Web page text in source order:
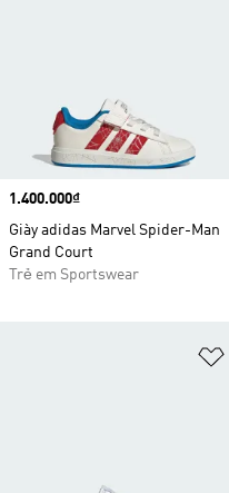
Price
1.400.000₫
Giày adidas Marvel Spider-Man
Grand Court
Trẻ em Sportswear